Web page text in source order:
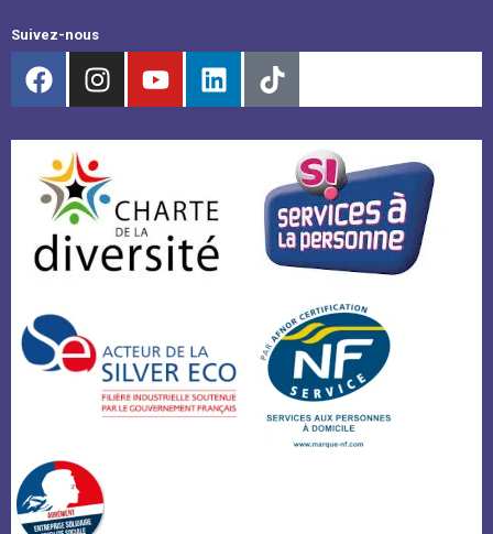
Suivez-nous